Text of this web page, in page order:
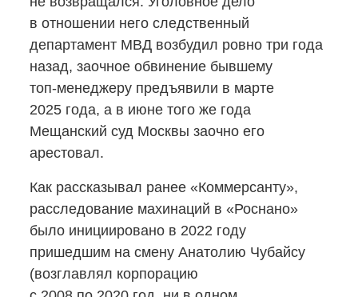
в отношении него следственный
департамент МВД возбудил ровно три года
назад, заочное обвинение бывшему
топ-менеджеру предъявили в марте
2025 года, а в июне того же года
Мещанский суд Москвы заочно его
арестовал.
Как рассказывал ранее «Коммерсанту»,
расследование махинаций в «Роснано»
было инициировано в 2022 году
пришедшим на смену Анатолию Чубайсу
(возглавлял корпорацию